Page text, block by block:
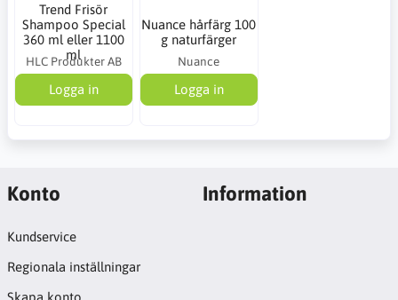
Trend Frisör
Shampoo Special
360 ml eller 1100
ml
HLC Produkter AB
Logga in
Nuance hårfärg 100
g naturfärger
Nuance
Logga in
Konto
Kundservice
Regionala inställningar
Skapa konto
Information